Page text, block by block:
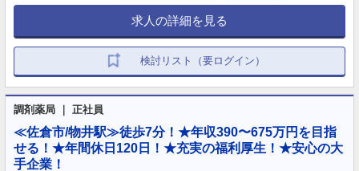
求人の詳細を見る
検討リスト（要ログイン）
調剤薬局 ｜ 正社員
≪佐倉市/物井駅≫徒歩7分！★年収390〜675万円を目指
せる！★年間休日120日！★充実の福利厚生！★安心の大
手企業！